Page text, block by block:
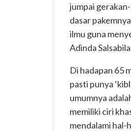
jumpai
dasar
ilmu guna
Adinda
Di hadapan 65
pasti punya
umumnya
memiliki ciri
mendalami hal-